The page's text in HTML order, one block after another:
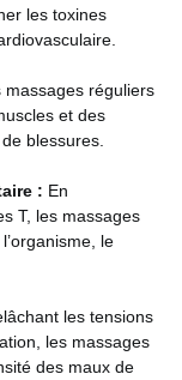
les toxines
massages réguliers
et des
blessures.
: En
T, les massages
le
les tensions
les massages
des maux de